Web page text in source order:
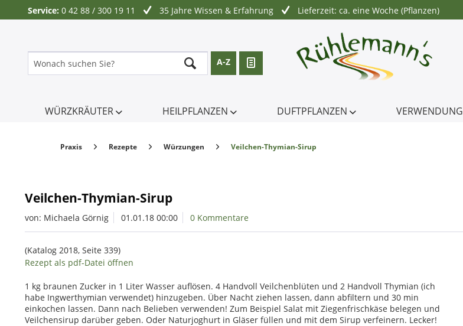
Service: 0 42 88 / 300 19 11 35 Jahre Wissen & Erfahrung Lieferzeit: ca. eine Woche (Pflanzen)
A-Z
WÜRZKRÄUTER HEILPFLANZEN DUFTPFLANZEN VERWENDUNG
Praxis Rezepte Würzungen Veilchen-Thymian-Sirup
Veilchen-Thymian-Sirup
von: Michaela Görnig 01.01.18 00:00 0 Kommentare
(Katalog 2018, Seite 339)
Rezept als pdf-Datei öffnen
1 kg braunen Zucker in 1 Liter Wasser auflösen. 4 Handvoll Veilchenblüten und 2 Handvoll Thymian (ich
habe Ingwerthymian verwendet) hinzugeben. Über Nacht ziehen lassen, dann abfiltern und 30 min
einkochen lassen. Dann nach Belieben verwenden! Zum Beispiel Salat mit Ziegenfrischkäse belegen und
Veilchensirup darüber geben. Oder Naturjoghurt in Gläser füllen und mit dem Sirup verfeinern. Lecker!